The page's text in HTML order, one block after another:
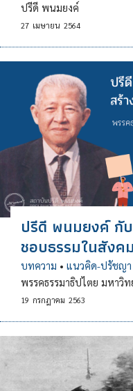
ปรีดี พนมยงค์
27 เมษายน 2564
ปรีดี พนมยงค์ กั
ชอบธรรมในสังค
บทความ • แนวคิด-ปรัชญา
พรรคธรรมาธิปไตย มหาวิท
19 กรกฎาคม 2563